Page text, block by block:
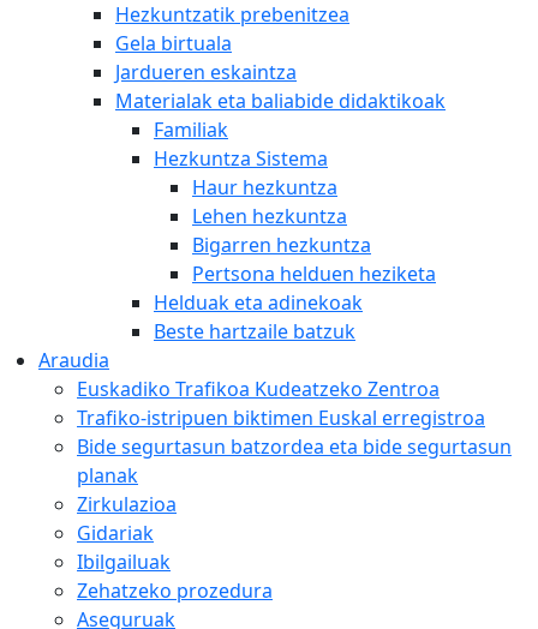
Hezkuntzatik prebenitzea
Gela birtuala
Jardueren eskaintza
Materialak eta baliabide didaktikoak
Familiak
Hezkuntza Sistema
Haur hezkuntza
Lehen hezkuntza
Bigarren hezkuntza
Pertsona helduen heziketa
Helduak eta adinekoak
Beste hartzaile batzuk
Araudia
Euskadiko Trafikoa Kudeatzeko Zentroa
Trafiko-istripuen biktimen Euskal erregistroa
Bide segurtasun batzordea eta bide segurtasun
planak
Zirkulazioa
Gidariak
Ibilgailuak
Zehatzeko prozedura
Aseguruak